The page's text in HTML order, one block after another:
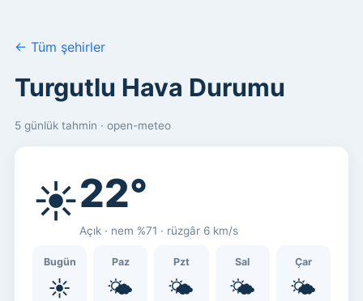
← Tüm şehirler
Turgutlu Hava Durumu
5 günlük tahmin · open-meteo
☀️22°
Açık · nem %71 · rüzgâr 6 km/s
Bugün
☀️
Paz
🌤️
Pzt
🌤️
Sal
🌤️
Çar
🌤️